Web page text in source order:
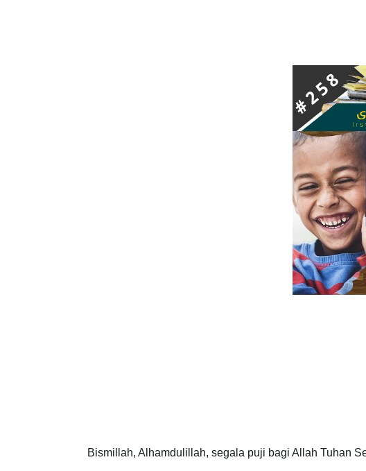
Bismillah, Alhamdulillah, segala puji bagi Allah Tuhan